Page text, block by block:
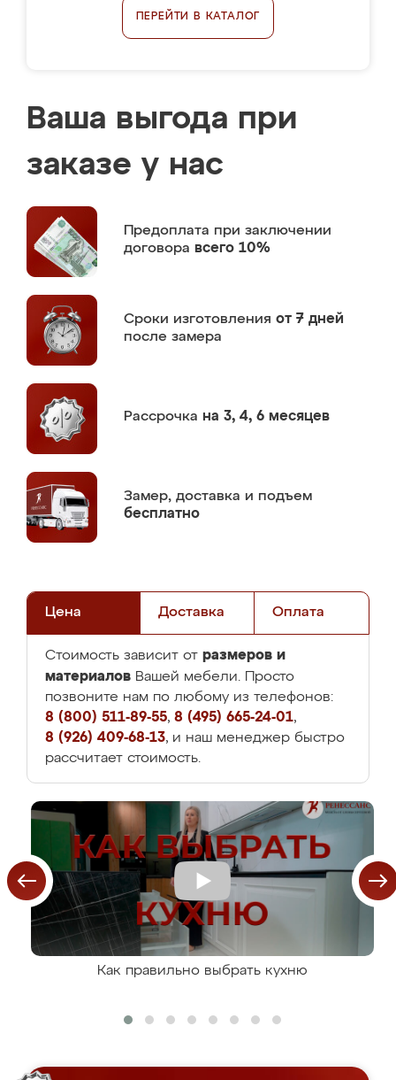
ПЕРЕЙТИ В КАТАЛОГ
Ваша выгода при
заказе у нас
Предоплата при заключении
договора всего 10%
Сроки изготовления от 7 дней
после замера
Рассрочка на 3, 4, 6 месяцев
Замер, доставка и подъем
бесплатно
Цена Доставка Оплата
Стоимость зависит от размеров и
материалов Вашей мебели. Просто
позвоните нам по любому из телефонов:
8 (800) 511-89-55, 8 (495) 665-24-01,
8 (926) 409-68-13, и наш менеджер быстро
рассчитает стоимость.
Как правильно выбрать кухню